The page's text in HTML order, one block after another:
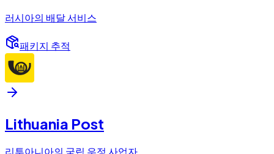
러시아의 배달 서비스
패키지 추적
Lithuania Post
리투아니아의 국립 우정 사업자